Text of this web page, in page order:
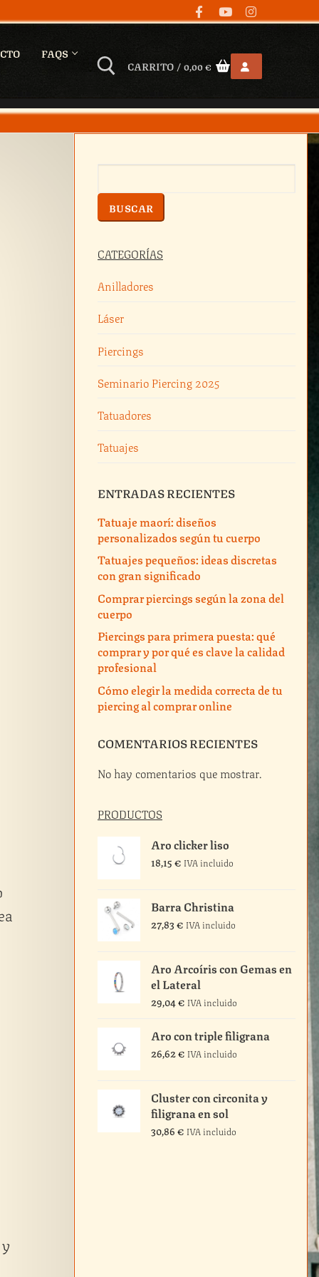
FAQS
CARRITO / 0,00€
BUSCAR
CATEGORÍAS
Anilladores
Láser
Piercings
Seminario Piercing 2025
Tatuadores
Tatuajes
ENTRADAS RECIENTES
Tatuaje maorí: diseños
personalizados según tu cuerpo
Tatuajes pequeños: ideas discretas
con gran significado
Comprar piercings según la zona del
cuerpo
Piercings para primera puesta: qué
comprar y por qué es clave la calidad
profesional
Cómo elegir la medida correcta de tu
piercing al comprar online
COMENTARIOS RECIENTES
No hay comentarios que mostrar.
PRODUCTOS
Aro clicker liso
18,15€ IVA incluido
Barra Christina
27,83€ IVA incluido
Aro Arcoíris con Gemas en
el Lateral
29,04€ IVA incluido
Aro con triple filigrana
26,62€ IVA incluido
Cluster con circonita y
filigrana en sol
30,86€ IVA incluido